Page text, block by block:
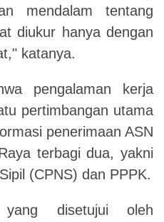
mendalam tentang
diukur hanya dengan
katanya.
pengalaman kerja
pertimbangan utama
penerimaan ASN
terbagi dua, yakni
(CPNS) dan PPPK.
disetujui oleh